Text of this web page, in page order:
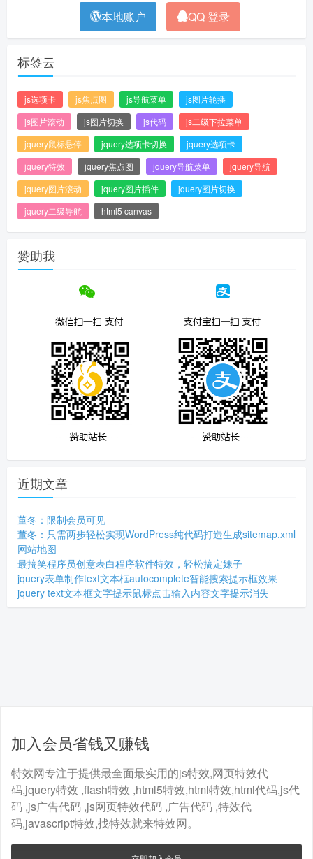
本地账户 QQ 登录
标签云
js选项卡 js焦点图 js导航菜单
js图片轮播
js图片滚动
js图片切换 js代码
js二级下拉菜单
jquery鼠标悬停
jquery选项卡切换
jquery选项卡
jquery特效
jquery焦点图 jquery导航菜单
jquery导航
jquery图片滚动
jquery图片插件
jquery图片切换
jquery二级导航
html5 canvas
赞助我
近期文章
董冬：限制会员可见
董冬：只需两步轻松实现WordPress纯代码打造生成sitemap.xml
网站地图
最搞笑程序员创意表白程序软件特效，轻松搞定妹子
jquery表单制作text文本框autocomplete智能搜索提示框效果
jquery text文本框文字提示鼠标点击输入内容文字提示消失
加入会员省钱又赚钱
特效网专注于提供最全面最实用的js特效,网页特效代
码,jquery特效 ,flash特效 ,html5特效,html特效,html代码,js代
码 ,js广告代码 ,js网页特效代码 ,广告代码 ,特效代
码,javascript特效,找特效就来特效网。